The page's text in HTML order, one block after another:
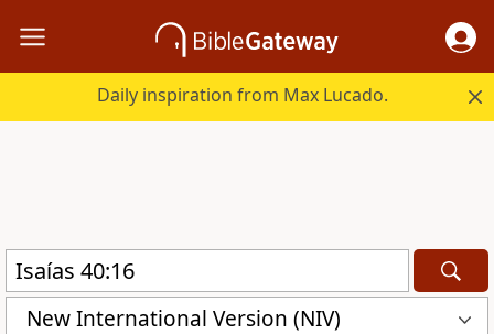
Daily inspiration from Max Lucado.
New International Version (NIV)